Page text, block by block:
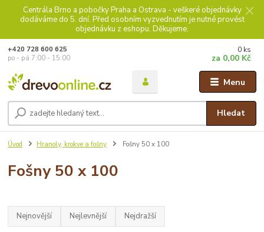
Centrála Brno a pobočky Praha a Ostrava - veškeré objednávky
dodáváme do 5. dní. Před osobním vyzvednutím je nutné provést
objednávku z eshopu. Děkujeme.
Menu
Hledat
+420 728 600 625
po - pá 7:00 - 15:00
0 ks
za 0,00 Kč
Úvod Hranoly, krokve a fošny Fošny 50 x 100
Fošny 50 x 100
Nejnovější Nejlevnější Nejdražší